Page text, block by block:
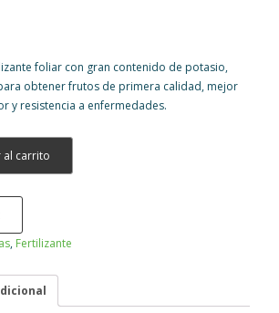
foliar con gran contenido de potasio,
obtener frutos de primera calidad, mejor
y resistencia a enfermedades.
al carrito
, Fertilizante